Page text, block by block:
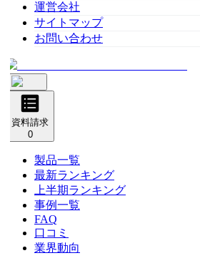
運営会社
サイトマップ
お問い合わせ
資料請求
製品一覧
最新ランキング
上半期ランキング
事例一覧
FAQ
口コミ
業界動向